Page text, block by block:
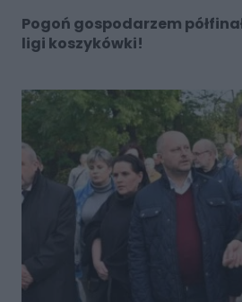
Pogoń gospodarzem
ligi koszykówki!